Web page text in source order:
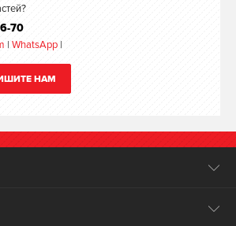
70
| WhatsApp |
НАМ